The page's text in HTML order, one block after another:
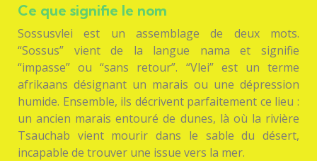
Ce que signifie le nom
Sossusvlei est un assemblage de deux mots.
“Sossus” vient de la langue nama et signifie
“impasse” ou “sans retour”. “Vlei” est un terme
afrikaans désignant un marais ou une dépression
humide. Ensemble, ils décrivent parfaitement ce lieu :
un ancien marais entouré de dunes, là où la rivière
Tsauchab vient mourir dans le sable du désert,
incapable de trouver une issue vers la mer.